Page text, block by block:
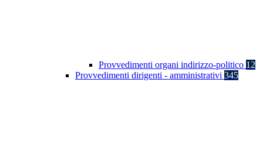
Provvedimenti organi indirizzo-politico 12
Provvedimenti dirigenti - amministrativi 345